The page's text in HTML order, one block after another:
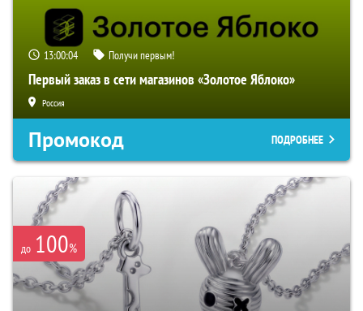
13:00:02 Получи первым!
Первый заказ в сети магазинов «Золотое Яблоко»
Россия
Промокод ПОДРОБНЕЕ
до 100%